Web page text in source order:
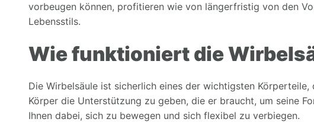
vorbeugen können, profitieren wie von längerfristig von den
Lebensstils.
Wie funktioniert die
Die Wirbelsäule ist sicherlich eines der wichtigsten
Körper die Unterstützung zu geben, die er braucht, um seine
Ihnen dabei, sich zu bewegen und sich flexibel zu verbiegen.